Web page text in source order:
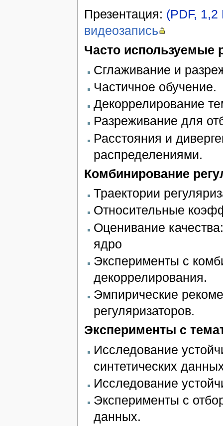
Презентация: (PDF,
видеозапись
Часто используемые
Сглаживание и
Частичное обучение.
Декоррелирование
Разреживание для
Расстояния и
распределениями.
Комбинирование
Траектории
Относительные
Оценивание
ядро
Эксперименты с
декоррелирования.
Эмпирические
регуляризаторов.
Эксперименты с
Исследование
синтетических
Исследование
Эксперименты с
данных.